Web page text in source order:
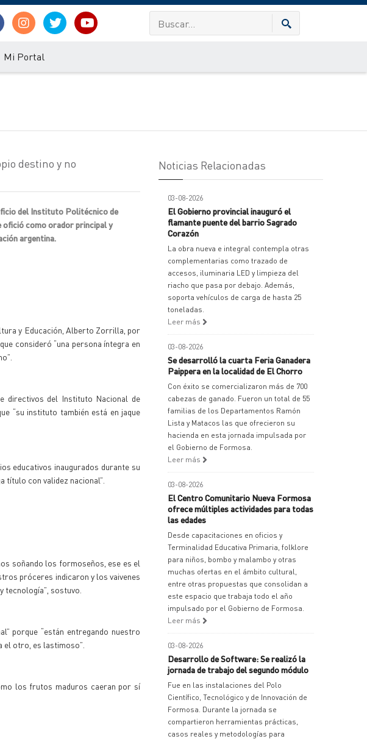
Mi Portal
destino y no
del Instituto Politécnico de
ofició como orador principal y
argentina.
y Educación, Alberto Zorrilla, por
consideró “una persona íntegra en
directivos del Instituto Nacional de
“su instituto también está en jaque
educativos inaugurados durante su
título con validez nacional”.
soñando los formoseños, ese es el
próceres indicaron y los vaivenes
sostuvo.
porque “están entregando nuestro
el otro, es lastimoso”.
los frutos maduros caeran por sí
Noticias Relacionadas
03-08-2026
El Gobierno provincial inauguró el
flamante puente del barrio Sagrado
Corazón
La obra nueva e integral contempla otras
complementarias como trazado de
accesos, iluminaria LED y limpieza del
riacho que pasa por debajo. Además,
soporta vehículos de carga de hasta 25
toneladas.
Leer más
03-08-2026
Se desarrolló la cuarta Feria Ganadera
Paippera en la localidad de El Chorro
Con éxito se comercializaron más de 700
cabezas de ganado. Fueron un total de 55
familias de los Departamentos Ramón
Lista y Matacos las que ofrecieron su
hacienda en esta jornada impulsada por
el Gobierno de Formosa.
Leer más
03-08-2026
El Centro Comunitario Nueva Formosa
ofrece múltiples actividades para todas
las edades
Desde capacitaciones en oficios y
Terminalidad Educativa Primaria, folklore
para niños, bombo y malambo y otras
muchas ofertas en el ámbito cultural,
entre otras propuestas que consolidan a
este espacio que trabaja todo el año
impulsado por el Gobierno de Formosa.
Leer más
03-08-2026
Desarrollo de Software: Se realizó la
jornada de trabajo del segundo módulo
Fue en las instalaciones del Polo
Científico, Tecnológico y de Innovación de
Formosa. Durante la jornada se
compartieron herramientas prácticas,
casos reales y metodologías para